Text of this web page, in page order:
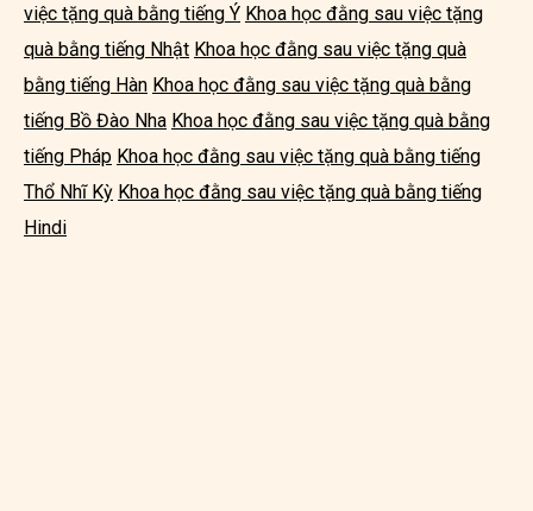
việc tặng quà bằng tiếng Ý Khoa học đằng sau việc tặng
quà bằng tiếng Nhật Khoa học đằng sau việc tặng quà
bằng tiếng Hàn Khoa học đằng sau việc tặng quà bằng
tiếng Bồ Đào Nha Khoa học đằng sau việc tặng quà bằng
tiếng Pháp Khoa học đằng sau việc tặng quà bằng tiếng
Thổ Nhĩ Kỳ Khoa học đằng sau việc tặng quà bằng tiếng
Hindi